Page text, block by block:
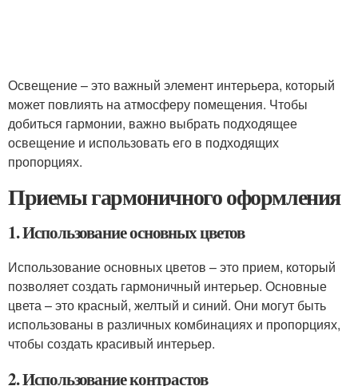
Освещение – это важный элемент интерьера, который
может повлиять на атмосферу помещения. Чтобы
добиться гармонии, важно выбрать подходящее
освещение и использовать его в подходящих
пропорциях.
Приемы гармоничного оформления
1. Использование основных цветов
Использование основных цветов – это прием, который
позволяет создать гармоничный интерьер. Основные
цвета – это красный, желтый и синий. Они могут быть
использованы в различных комбинациях и пропорциях,
чтобы создать красивый интерьер.
2. Использование контрастов